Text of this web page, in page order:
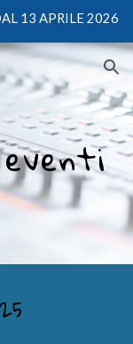
13 APRILE 2026
5